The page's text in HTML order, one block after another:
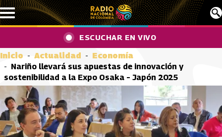
Pasar al contenido principal
ESCUCHAR EN VIVO
Inicio Actualidad
Economía
Nariño llevará sus apuestas de innovación y
sostenibilidad a la Expo Osaka – Japón 2025